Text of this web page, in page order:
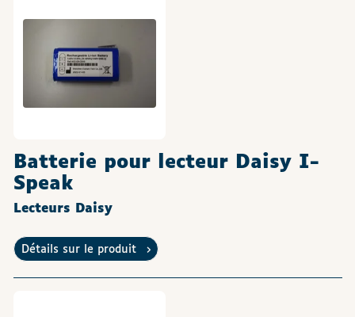
Batterie pour lecteur Daisy I-
Speak
Lecteurs Daisy
Détails sur le produit